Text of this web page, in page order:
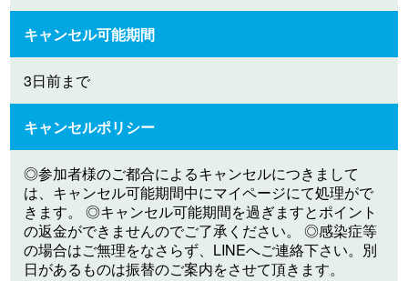
キャンセル可能期間
3日前まで
キャンセルポリシー
◎参加者様のご都合によるキャンセルにつきまして
は、キャンセル可能期間中にマイページにて処理がで
きます。 ◎キャンセル可能期間を過ぎますとポイント
の返金ができませんのでご了承ください。 ◎感染症等
の場合はご無理をなさらず、LINEへご連絡下さい。別
日があるものは振替のご案内をさせて頂きます。